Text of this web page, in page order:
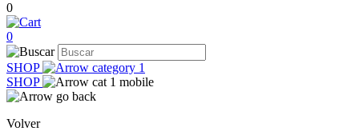
0
0
SHOP
SHOP
Volver